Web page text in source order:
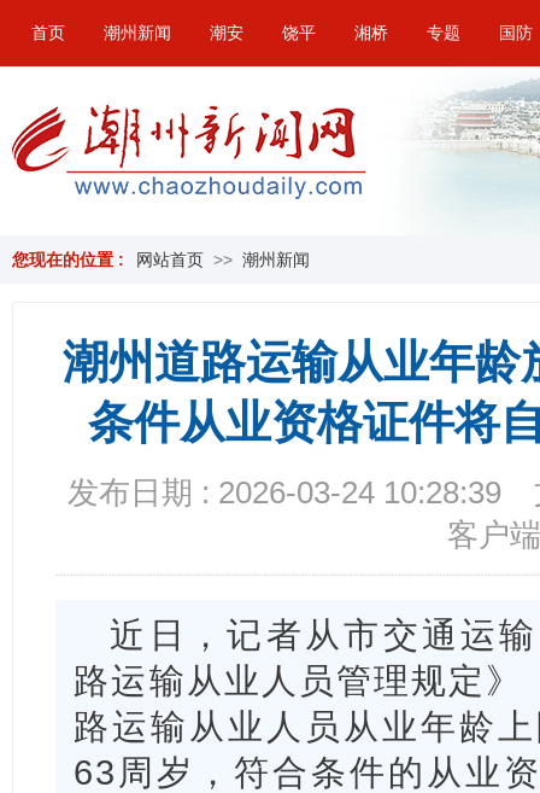
首页 潮州新闻 潮安 饶平 湘桥 专题 国防
您现在的位置 : 网站首页 >> 潮州新闻
潮州道路运输从业年龄
条件从业资格证件将
发布日期 : 2026-03-24 10:28:39
客户端
近日，记者从市交通运
路运输从业人员管理规定
路运输从业人员从业年龄
63周岁，符合条件的从业